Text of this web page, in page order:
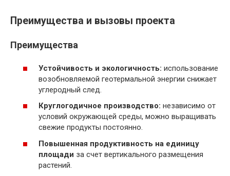
Преимущества и вызовы проекта
Преимущества
Устойчивость и экологичность: использование
возобновляемой геотермальной энергии снижает
углеродный след.
Круглогодичное производство: независимо от
условий окружающей среды, можно выращивать
свежие продукты постоянно.
Повышенная продуктивность на единицу
площади за счет вертикального размещения
растений.